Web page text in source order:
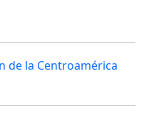
de la Centroamérica